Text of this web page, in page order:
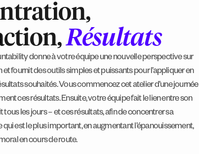
Résultats
donne à votre équipe une nouvelle perspective sur
fournit des outils simples et puissants pour l’appliquer en
souhaités. Vous commencez cet atelier d’une journée
ces résultats. Ensuite, votre équipe fait le lien entre son
tous les jours – et ces résultats, afin de concentrer sa
est le plus important, en augmentant l’épanouissement,
en cours de route.